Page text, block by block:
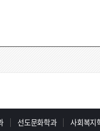
선도문화학과 사회복지